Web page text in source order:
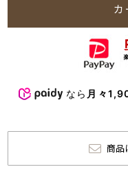
カ
なら 月々
商品